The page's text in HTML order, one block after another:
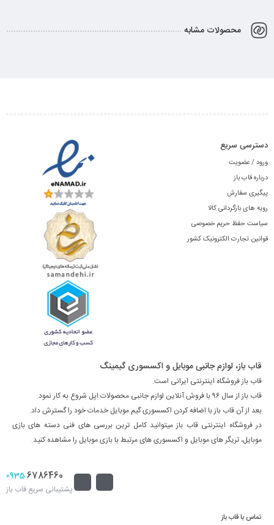
محصولات مشابه
دسترسی سریع
ورود / عضویت
درباره قاب باز
پیگیری سفارش
رویه های بازگردانی کالا
سیاست حفظ حریم خصوصی
قوانین تجارت الکترونیک کشور
قاب باز، لوازم جانبی موبایل و اکسسوری گیمینگ
قاب باز فروشگاه اینترنتی ایرانی است.
قاب باز از سال ۹۶ با فروش آنلاین لوازم جانبی محصولات اپل شروع به کار نمود.
بعد از آن قاب باز با اضافه کردن اکسسوری گیم موبایل خدمات خود را گسترش داد.
در فروشگاه اینترنتی قاب باز میتوانید کامل ترین بررسی های فنی دسته های بازی
موبایل، تریگر های موبایل و اکسسوری های مرتبط با بازی موبایل را مشاهده کنید.
6786460
0935
پشتیبانی سریع قاب باز
تماس با قاب باز